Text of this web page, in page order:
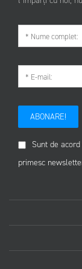
ABONARE!
Sunt de
primesc